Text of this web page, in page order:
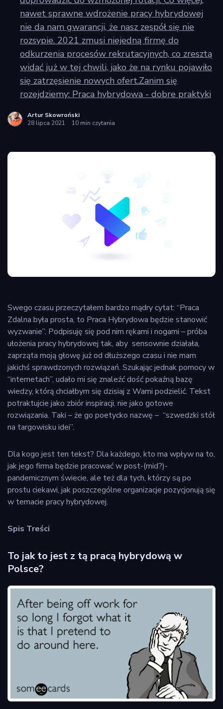
nawet sprawne wdrożenie pracy hybrydowej
nie da nam gwarancji, że nasz zespół się nie
rozsypie. 2021 zmusi niejedną firmę do
odkurzenia procesów rekrutacyjnych, co zresztą
widać już w tej chwili, jako że na rynku pojawiło
się zatrzęsienie nowych ofert.Zanim się
rozejdziemy: Praca hybrydowa - dobre praktyki
Artur Skowroński
28 lipca 2021
10 min czytania
Swego czasu przeczytałem bardzo mądry cytat: “Praca
Zdalna była prosta, to Praca Hybrydowa będzie stanowić
wyzwanie”. Podpisuję się pod nim rękami i nogami – próba
ułożenia pracy hybrydowej tak, aby sensownie działała,
zaprząta moją głowę już od dłuższego czasu i nie mam
jakichś sprawdzonych rozwiązań. Szukając jednak pomocy w
“internetach”, udało mi się znaleźć dość pokaźną bazę
wiedzy, którą chciałbym się dzisiaj z Wami podzielić. Tekst
potraktujcie jako zbiór inspiracji, nie jako gotowe
rozwiązania. Taki – że go poetycko nazwę – “szwedzki stół
na targowisku idei”.
Dla kogo jest ten tekst? Dla każdego, kto ma wpływ na to,
jak jego firma będzie pracować w post-(mid?)-
pandemicznym świecie, ale też dla tych, którzy są po
prostu ciekawi, jak poszczególne organizacje pozycjonują się
w temacie pracy hybrydowej.
Spis Treści
To jak to jest z tą pracą hybrydową w
Polsce?